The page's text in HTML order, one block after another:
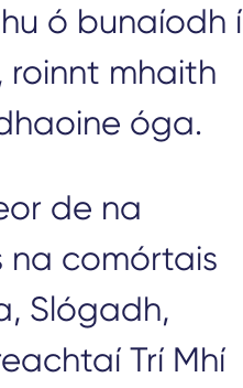
ó bunaíodh í
roinnt mhaith
óga.
de na
na comórtais
Slógadh,
Trí Mhí